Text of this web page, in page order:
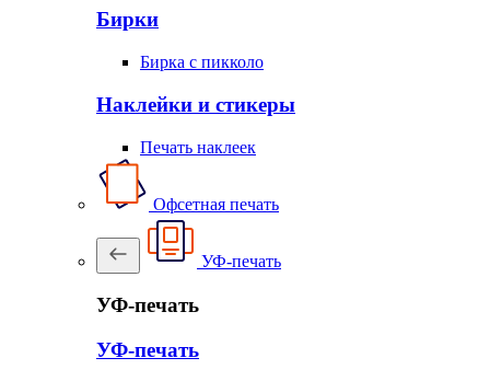
Бирки
Бирка с пикколо
Наклейки и стикеры
Печать наклеек
Офсетная печать
УФ-печать
УФ-печать
УФ-печать